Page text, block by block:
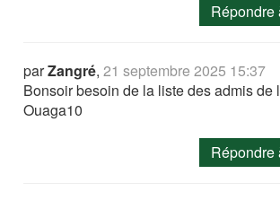
Répondre
parZangré,21 septembre 2025 15:37
Bonsoir besoin de la liste des admis de
Ouaga10
Répondre